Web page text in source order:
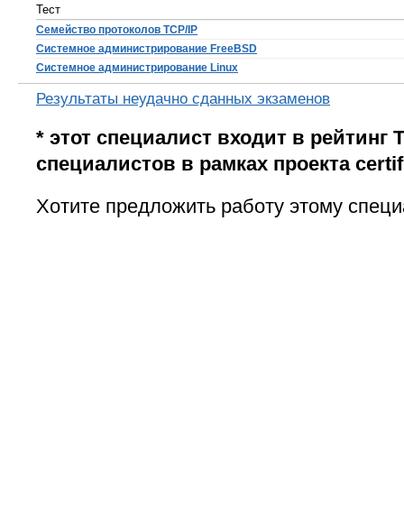
Тест
Семейство протоколов TCP/IP
Системное администрирование FreeBSD
Системное администрирование Linux
Результаты неудачно сданных экзаменов
* этот специалист входит в рейтинг
специалистов в рамках проекта
Хотите предложить работу этому